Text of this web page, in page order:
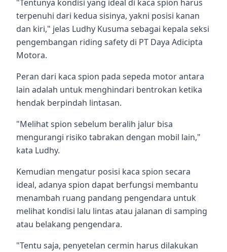
"Tentunya kondisi yang ideal di kaca spion harus
terpenuhi dari kedua sisinya, yakni posisi kanan
dan kiri," jelas Ludhy Kusuma sebagai kepala seksi
pengembangan riding safety di PT Daya Adicipta
Motora.
Peran dari kaca spion pada sepeda motor antara
lain adalah untuk menghindari bentrokan ketika
hendak berpindah lintasan.
"Melihat spion sebelum beralih jalur bisa
mengurangi risiko tabrakan dengan mobil lain,"
kata Ludhy.
Kemudian mengatur posisi kaca spion secara
ideal, adanya spion dapat berfungsi membantu
menambah ruang pandang pengendara untuk
melihat kondisi lalu lintas atau jalanan di samping
atau belakang pengendara.
"Tentu saja, penyetelan cermin harus dilakukan